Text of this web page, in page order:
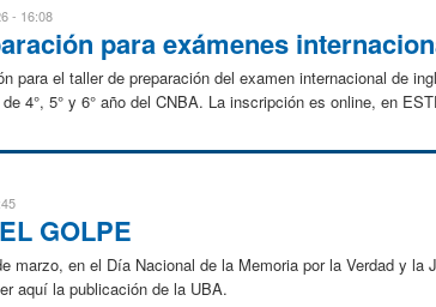
- 16:08
para exámenes
para el taller de preparación del examen internacional de
4°, 5° y 6° año del CNBA. La inscripción es online, en
GOLPE
marzo, en el Día Nacional de la Memoria por la Verdad y
aquí la publicación de la UBA.